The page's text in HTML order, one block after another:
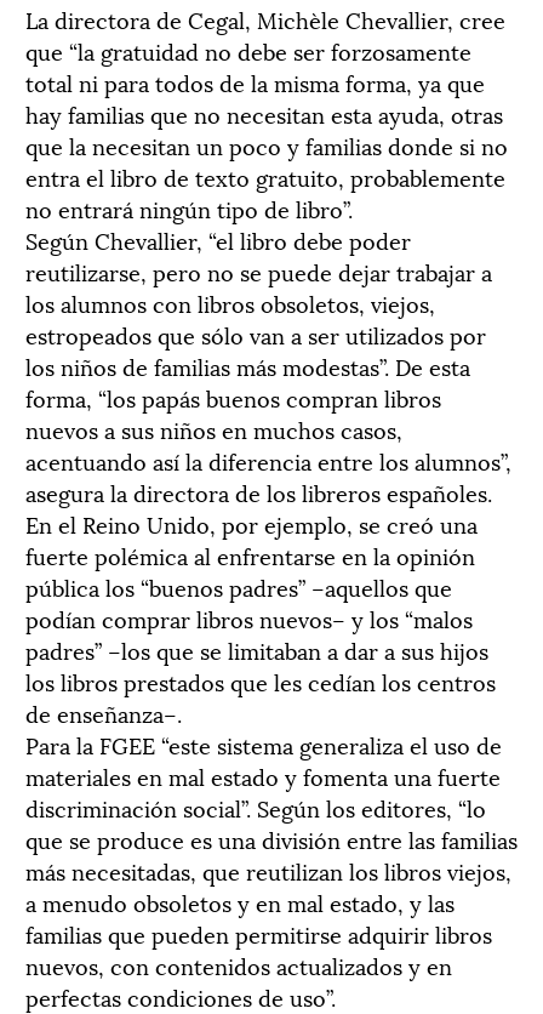
La directora de Cegal, Michèle Chevallier, cree
que “la gratuidad no debe ser forzosamente
total ni para todos de la misma forma, ya que
hay familias que no necesitan esta ayuda, otras
que la necesitan un poco y familias donde si no
entra el libro de texto gratuito, probablemente
no entrará ningún tipo de libro”.
Según Chevallier, “el libro debe poder
reutilizarse, pero no se puede dejar trabajar a
los alumnos con libros obsoletos, viejos,
estropeados que sólo van a ser utilizados por
los niños de familias más modestas”. De esta
forma, “los papás buenos compran libros
nuevos a sus niños en muchos casos,
acentuando así la diferencia entre los alumnos”,
asegura la directora de los libreros españoles.
En el Reino Unido, por ejemplo, se creó una
fuerte polémica al enfrentarse en la opinión
pública los “buenos padres” –aquellos que
podían comprar libros nuevos– y los “malos
padres” –los que se limitaban a dar a sus hijos
los libros prestados que les cedían los centros
de enseñanza–.
Para la FGEE “este sistema generaliza el uso de
materiales en mal estado y fomenta una fuerte
discriminación social”. Según los editores, “lo
que se produce es una división entre las familias
más necesitadas, que reutilizan los libros viejos,
a menudo obsoletos y en mal estado, y las
familias que pueden permitirse adquirir libros
nuevos, con contenidos actualizados y en
perfectas condiciones de uso”.